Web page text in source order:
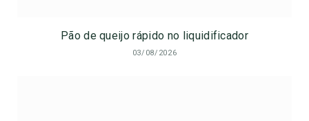
Pão de queijo rápido no liquidificador
03/08/2026